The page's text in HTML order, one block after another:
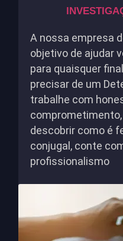
A nossa empresa
objetivo de ajudar
para quaisquer
precisar de um
trabalhe com
descobrir como é
conjugal, conte
profissionalismo